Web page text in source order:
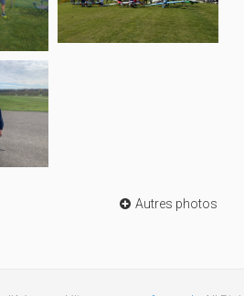
Autres photos